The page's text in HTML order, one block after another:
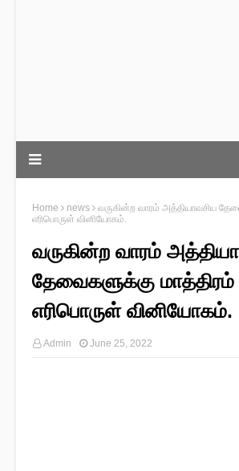
Home news
வருகின்ற வாரம் அத்தியாவசிய
எரிபொருள் வினியோகம்.
வருகின்ற வாரம்
தேவைகளுக்கு மாத்திரம்
எரிபொருள் வினியோகம்.
Admin June 25, 2022